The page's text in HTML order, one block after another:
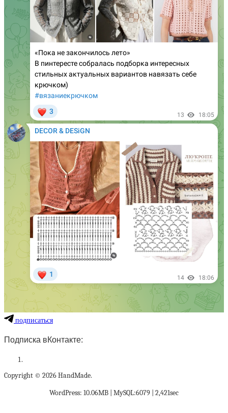
подписаться
Подписка вКонтакте:
Copyright © 2026 HandMade.
WordPress: 10.06MB | MySQL:6079 | 2,421sec